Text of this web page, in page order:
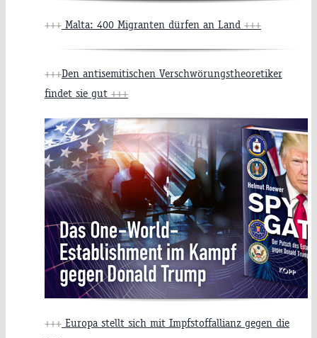
+++ Malta: 400 Migranten dürfen an Land +++
+++Den antisemitischen Verschwörungstheoretiker
findet sie gut +++
+++ Europa stellt sich mit Impfstoffallianz gegen die